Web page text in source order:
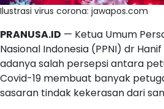
Ilustrasi virus corona: jawapos.com
PRANUSA.ID — Ketua Umum
Nasional Indonesia (PPNI) dr
adanya salah persepsi antara
Covid-19 membuat banyak
sasaran tindak kekerasan dari